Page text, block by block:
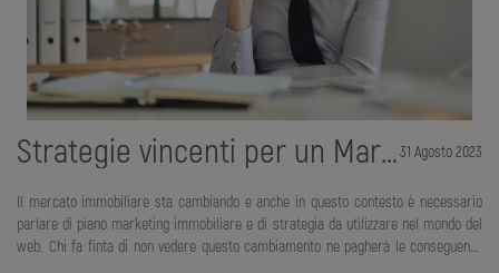
Strategie vincenti per un Marketing Immobiliare efficace! 31 Agosto 2023
Il mercato immobiliare sta cambiando e anche in questo contesto è necessario
parlare di piano marketing immobiliare e di strategia da utilizzare nel mondo del
web. Chi fa finta di non vedere questo cambiamento ne pagherà le conseguenze